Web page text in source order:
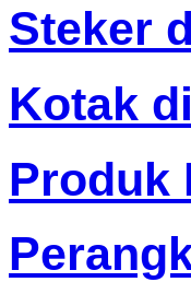
Steker
Kotak
Produk